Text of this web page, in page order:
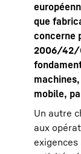
que
concerne
2006/42/
mobile,
Un autre
aux